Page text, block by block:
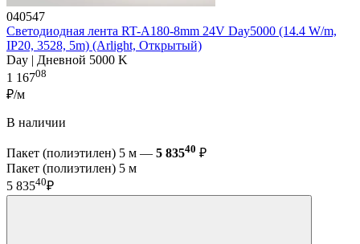
040547
Светодиодная лента RT-A180-8mm 24V Day5000 (14.4 W/m,
IP20, 3528, 5m) (Arlight, Открытый)
Day | Дневной 5000 K
1 16708
₽/м
В наличии
Пакет (полиэтилен) 5 м — 5 83540 ₽
Пакет (полиэтилен) 5 м
5 83540₽